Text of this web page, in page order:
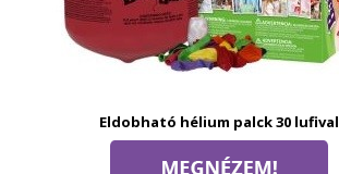
Eldobható hélium palck 30 lufival